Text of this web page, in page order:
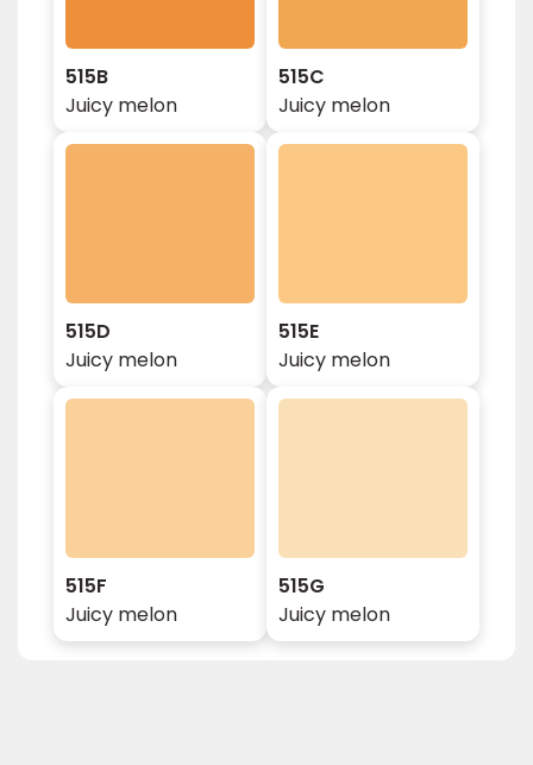
515B
Juicy melon
515C
Juicy melon
515D
Juicy melon
515E
Juicy melon
515F
Juicy melon
515G
Juicy melon